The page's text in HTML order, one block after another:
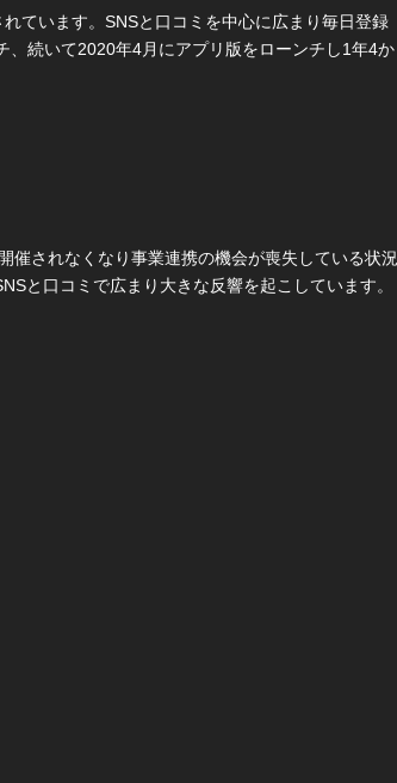
ています。SNSと口コミを中心に広まり毎日登録
続いて2020年4月にアプリ版をローンチし1年4か
されなくなり事業連携の機会が喪失している状況
と口コミで広まり大きな反響を起こしています。